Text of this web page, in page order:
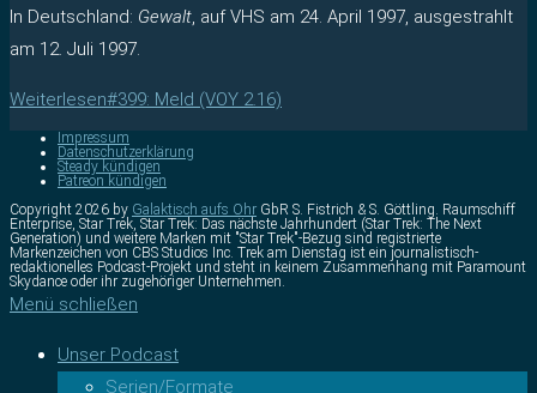
In Deutschland: Gewalt, auf VHS am 24. April 1997, ausgestrahlt
am 12. Juli 1997.
Weiterlesen#399: Meld (VOY 2.16)
Impressum
Datenschutzerklärung
Steady kündigen
Patreon kündigen
Copyright 2026 by Galaktisch aufs Ohr GbR S. Fistrich & S. Göttling. Raumschiff
Enterprise, Star Trek, Star Trek: Das nächste Jahrhundert (Star Trek: The Next
Generation) und weitere Marken mit "Star Trek"-Bezug sind registrierte
Markenzeichen von CBS Studios Inc. Trek am Dienstag ist ein journalistisch-
redaktionelles Podcast-Projekt und steht in keinem Zusammenhang mit Paramount
Skydance oder ihr zugehöriger Unternehmen.
Menü schließen
Unser Podcast
Serien/Formate